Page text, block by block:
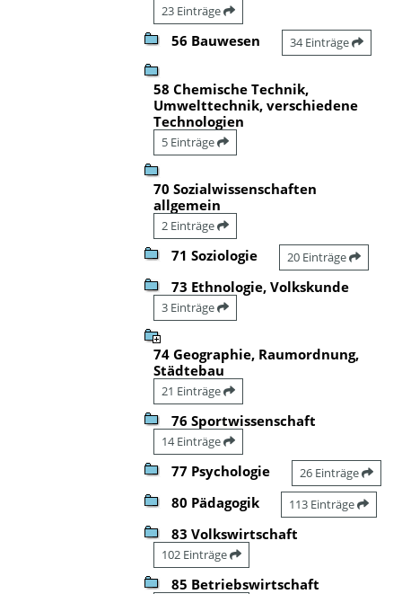
23 Einträge
56 Bauwesen 34 Einträge
58 Chemische Technik,
Umwelttechnik, verschiedene
Technologien
5 Einträge
70 Sozialwissenschaften
allgemein
2 Einträge
71 Soziologie 20 Einträge
73 Ethnologie, Volkskunde
3 Einträge
74 Geographie, Raumordnung,
Städtebau
21 Einträge
76 Sportwissenschaft
14 Einträge
77 Psychologie 26 Einträge
80 Pädagogik 113 Einträge
83 Volkswirtschaft
102 Einträge
85 Betriebswirtschaft